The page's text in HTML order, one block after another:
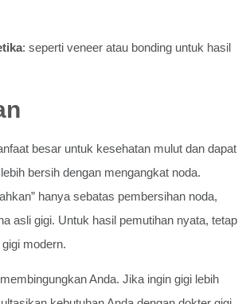
: seperti veneer atau bonding untuk hasil
besar untuk kesehatan mulut dan dapat
bersih dengan mengangkat noda.
hanya sebatas pembersihan noda,
asli gigi. Untuk hasil pemutihan nyata, tetap
modern.
Anda. Jika ingin gigi lebih